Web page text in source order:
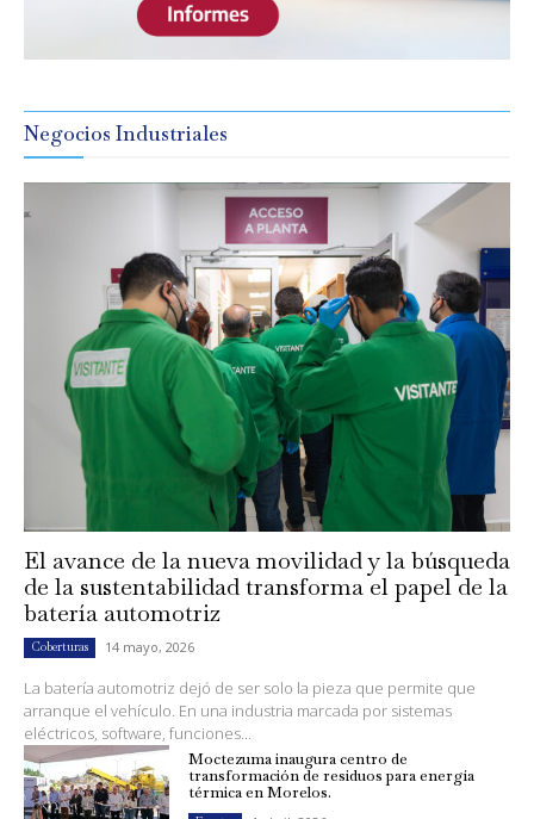
Negocios Industriales
El avance de la nueva movilidad y la búsqueda
de la sustentabilidad transforma el papel de la
batería automotriz
Coberturas 14 mayo, 2026
La batería automotriz dejó de ser solo la pieza que permite que
arranque el vehículo. En una industria marcada por sistemas
eléctricos, software, funciones...
Moctezuma inaugura centro de
transformación de residuos para energía
térmica en Morelos.